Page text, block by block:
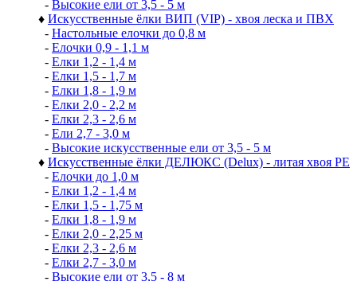
- Высокие ели от 3,5 - 5 м
♦ Искусственные ёлки ВИП (VIP) - хвоя леска и ПВХ
- Настольные елочки до 0,8 м
- Елочки 0,9 - 1,1 м
- Елки 1,2 - 1,4 м
- Елки 1,5 - 1,7 м
- Елки 1,8 - 1,9 м
- Елки 2,0 - 2,2 м
- Елки 2,3 - 2,6 м
- Ели 2,7 - 3,0 м
- Высокие искусственные ели от 3,5 - 5 м
♦ Искусственные ёлки ДЕЛЮКС (Delux) - литая хвоя РЕ
- Елочки до 1,0 м
- Елки 1,2 - 1,4 м
- Елки 1,5 - 1,75 м
- Елки 1,8 - 1,9 м
- Елки 2,0 - 2,25 м
- Елки 2,3 - 2,6 м
- Елки 2,7 - 3,0 м
- Высокие ели от 3,5 - 8 м